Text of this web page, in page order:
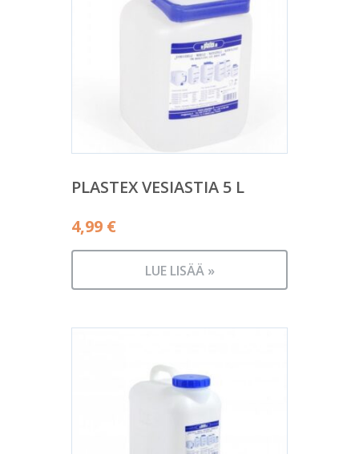
PLASTEX VESIASTIA 5 L
4,99 €
LUE LISÄÄ »